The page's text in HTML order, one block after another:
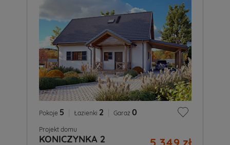
Pokoje 5 Łazienki 2 Garaż 0
Projekt domu
KONICZYNKA 2